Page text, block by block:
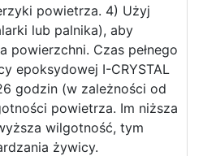
powietrza. 4) Użyj
lub palnika), aby
powierzchni. Czas pełnego
epoksydowej I-CRYSTAL
godzin (w zależności od
powietrza. Im niższa
wilgotność, tym
żywicy.